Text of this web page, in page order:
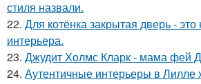
стиля назвали.
22. Для котёнка закрытая дверь - это
интерьера.
23. Джудит Холмс Кларк - мама фей
24. Аутентичные интерьеры в Лилле